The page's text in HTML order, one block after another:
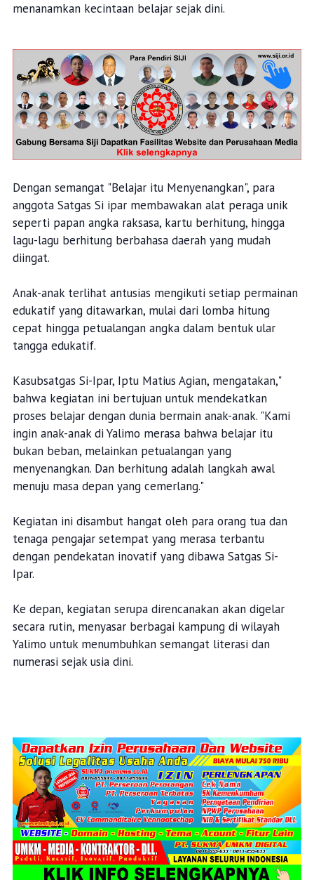
menanamkan kecintaan belajar sejak dini.
Dengan semangat "Belajar itu Menyenangkan", para
anggota Satgas Si ipar membawakan alat peraga unik
seperti papan angka raksasa, kartu berhitung, hingga
lagu-lagu berhitung berbahasa daerah yang mudah
diingat.
Anak-anak terlihat antusias mengikuti setiap permainan
edukatif yang ditawarkan, mulai dari lomba hitung
cepat hingga petualangan angka dalam bentuk ular
tangga edukatif.
Kasubsatgas Si-Ipar, Iptu Matius Agian, mengatakan,"
bahwa kegiatan ini bertujuan untuk mendekatkan
proses belajar dengan dunia bermain anak-anak. "Kami
ingin anak-anak di Yalimo merasa bahwa belajar itu
bukan beban, melainkan petualangan yang
menyenangkan. Dan berhitung adalah langkah awal
menuju masa depan yang cemerlang."
Kegiatan ini disambut hangat oleh para orang tua dan
tenaga pengajar setempat yang merasa terbantu
dengan pendekatan inovatif yang dibawa Satgas Si-
Ipar.
Ke depan, kegiatan serupa direncanakan akan digelar
secara rutin, menyasar berbagai kampung di wilayah
Yalimo untuk menumbuhkan semangat literasi dan
numerasi sejak usia dini.